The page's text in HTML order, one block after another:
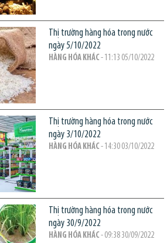
Thị trường hàng hóa trong nước
ngày 5/10/2022
HÀNG HÓA KHÁC - 11:13 05/10/2022
Thị trường hàng hóa trong nước
ngày 3/10/2022
HÀNG HÓA KHÁC - 14:30 03/10/2022
Thị trường hàng hóa trong nước
ngày 30/9/2022
HÀNG HÓA KHÁC - 09:38 30/09/2022